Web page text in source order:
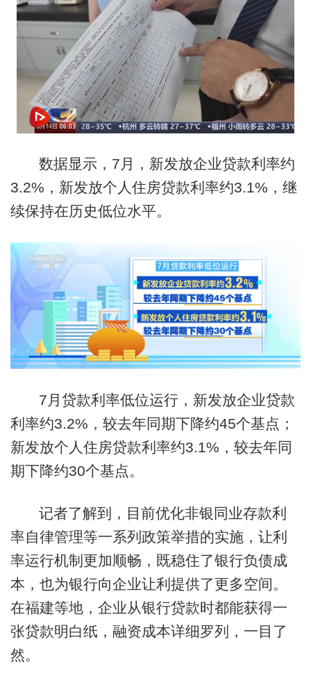
数据显示，7月，新发放企业贷款利率约
3.2%，新发放个人住房贷款利率约3.1%，继
续保持在历史低位水平。
7月贷款利率低位运行，新发放企业贷款
利率约3.2%，较去年同期下降约45个基点；
新发放个人住房贷款利率约3.1%，较去年同
期下降约30个基点。
记者了解到，目前优化非银同业存款利
率自律管理等一系列政策举措的实施，让利
率运行机制更加顺畅，既稳住了银行负债成
本，也为银行向企业让利提供了更多空间。
在福建等地，企业从银行贷款时都能获得一
张贷款明白纸，融资成本详细罗列，一目了
然。